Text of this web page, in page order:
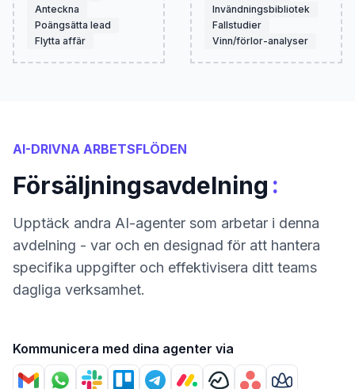
Anteckna
Poängsätta lead
Flytta affär
Invändningsbibliotek
Fallstudier
Vinn/förlor-analyser
AI-DRIVNA ARBETSFLÖDEN
Försäljningsavdelning :
Upptäck andra AI-agenter som arbetar i denna
avdelning - var och en designad för att hantera
specifika uppgifter och effektivisera ditt teams
dagliga verksamhet.
Kommunicera med dina agenter via